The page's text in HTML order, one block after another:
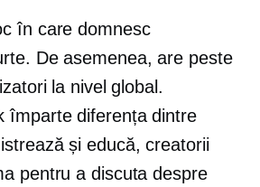
în care domnesc
De asemenea, are peste
la nivel global.
împarte diferența dintre
și educă, creatorii
pentru a discuta despre